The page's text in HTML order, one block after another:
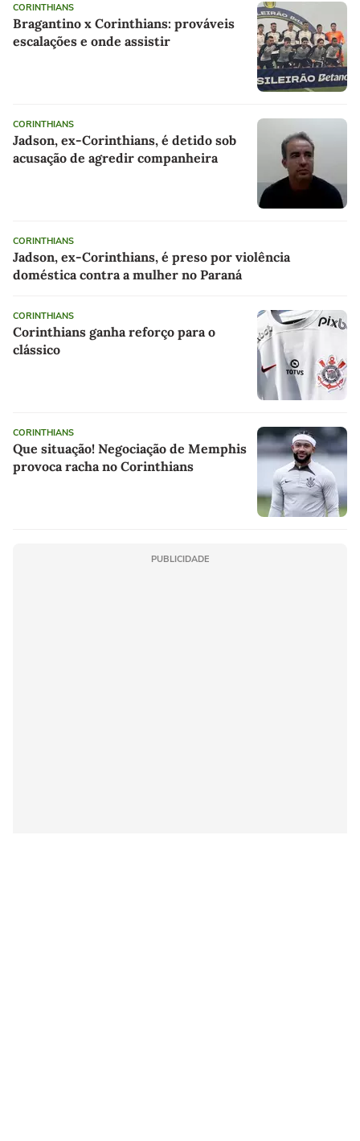
CORINTHIANS
Bragantino x Corinthians: prováveis
escalações e onde assistir
CORINTHIANS
Jadson, ex-Corinthians, é detido sob
acusação de agredir companheira
CORINTHIANS
Jadson, ex-Corinthians, é preso por violência
doméstica contra a mulher no Paraná
CORINTHIANS
Corinthians ganha reforço para o
clássico
CORINTHIANS
Que situação! Negociação de Memphis
provoca racha no Corinthians
PUBLICIDADE